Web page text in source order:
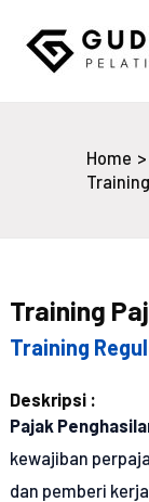
content
Home
Training
Training
Deskripsi :
Pajak
kewajiban
dan pemberi